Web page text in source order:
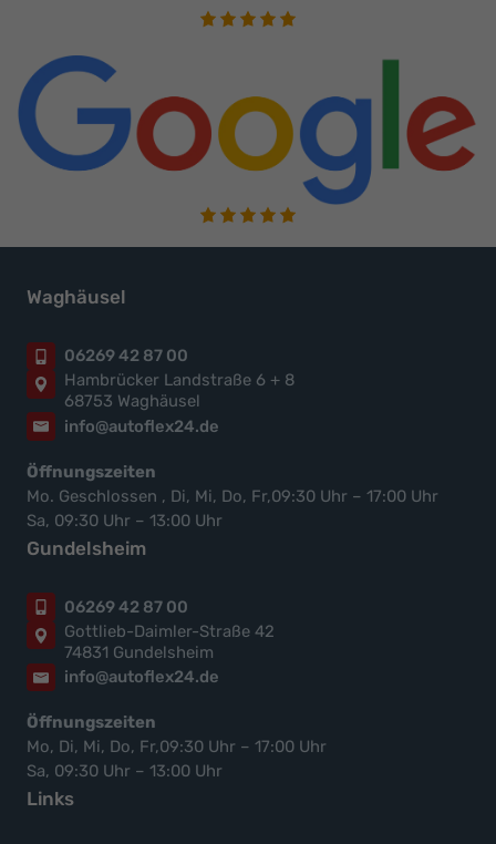
Waghäusel
06269 42 87 00
Hambrücker Landstraße 6 + 8
68753 Waghäusel
info@autoflex24.de
Öffnungszeiten
Mo. Geschlossen , Di, Mi, Do, Fr,09:30 Uhr – 17:00 Uhr
Sa, 09:30 Uhr – 13:00 Uhr
Gundelsheim
06269 42 87 00
Gottlieb-Daimler-Straße 42
74831 Gundelsheim
info@autoflex24.de
Öffnungszeiten
Mo, Di, Mi, Do, Fr,09:30 Uhr – 17:00 Uhr
Sa, 09:30 Uhr – 13:00 Uhr
Links